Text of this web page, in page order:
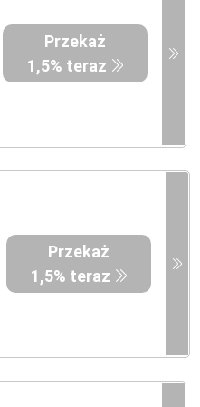
Przekaż
1,5% teraz
Przekaż
1,5% teraz